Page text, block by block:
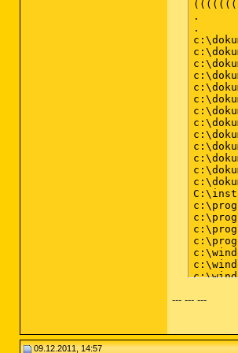
DRV -
DRV -
DRV -
DRV -
DRV -
DRV -
DRV -
DRV -
DRV -
DRV -
DRV -
DRV -
IE -
IE -
IE -
IE -
IE -
IE -
IE -
--- --- ---
09.12.2011, 14:57